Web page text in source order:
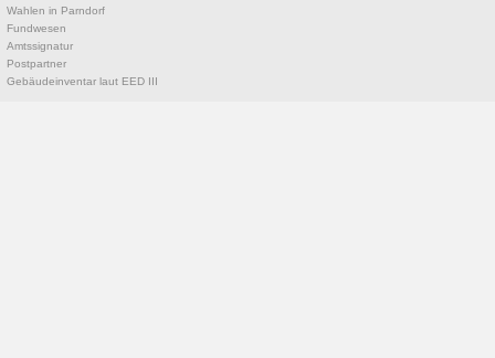
Wahlen in Parndorf
Fundwesen
Amtssignatur
Postpartner
Gebäudeinventar laut EED III